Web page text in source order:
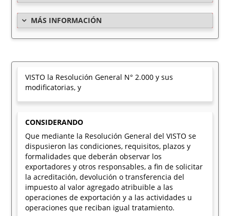
MÁS INFORMACIÓN
VISTO la Resolución General N° 2.000 y sus
modificatorias, y
CONSIDERANDO
Que mediante la Resolución General del VISTO se
dispusieron las condiciones, requisitos, plazos y
formalidades que deberán observar los
exportadores y otros responsables, a fin de solicitar
la acreditación, devolución o transferencia del
impuesto al valor agregado atribuible a las
operaciones de exportación y a las actividades u
operaciones que reciban igual tratamiento.